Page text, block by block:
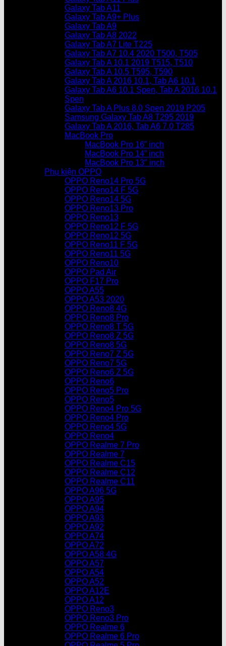
Galaxy Tab A11
Galaxy Tab A9+ Plus
Galaxy Tab A9
Galaxy Tab A8 2022
Galaxy Tab A7 Lite T225
Galaxy Tab A7 10.4 2020 T500, T505
Galaxy Tab A 10.1 2019 T515, T510
Galaxy Tab A 10.5 T595, T590
Galaxy Tab A 2016 10.1, Tab A6 10.1
Galaxy Tab A6 10.1 Spen, Tab A 2016 10.1
Spen
Galaxy Tab A Plus 8.0 Spen 2019 P205
Samsung Galaxy Tab A8 T295 2019
Galaxy Tab A 2016, Tab A6 7.0 T285
MacBook Pro
MacBook Pro 16” inch
MacBook Pro 14” inch
MacBook Pro 13″ inch
Phụ kiện OPPO
OPPO Reno14 Pro 5G
OPPO Reno14 F 5G
OPPO Reno14 5G
OPPO Reno13 Pro
OPPO Reno13
OPPO Reno12 F 5G
OPPO Reno12 5G
OPPO Reno11 F 5G
OPPO Reno11 5G
OPPO Reno10
OPPO Pad Air
OPPO F17 Pro
OPPO A55
OPPO A53 2020
OPPO Reno8 4G
OPPO Reno8 Pro
OPPO Reno8 T 5G
OPPO Reno8 Z 5G
OPPO Reno8 5G
OPPO Reno7 Z 5G
OPPO Reno7 5G
OPPO Reno6 Z 5G
OPPO Reno6
OPPO Reno5 Pro
OPPO Reno5
OPPO Reno4 Pro 5G
OPPO Reno4 Pro
OPPO Reno4 5G
OPPO Reno4
OPPO Realme 7 Pro
OPPO Realme 7
OPPO Realme C15
OPPO Realme C12
OPPO Realme C11
OPPO A96 5G
OPPO A95
OPPO A94
OPPO A93
OPPO A92
OPPO A74
OPPO A72
OPPO A58 4G
OPPO A57
OPPO A54
OPPO A52
OPPO A12E
OPPO A12
OPPO Reno3
OPPO Reno3 Pro
OPPO Realme 6
OPPO Realme 6 Pro